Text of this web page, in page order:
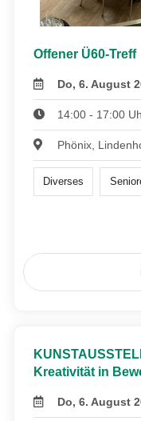
Offener Ü60-Treff
Do, 6. August
14:00 - 17:00
Phönix,
Diverses
Kreativität in
Do, 6. August